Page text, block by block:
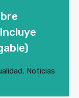
, Noticias